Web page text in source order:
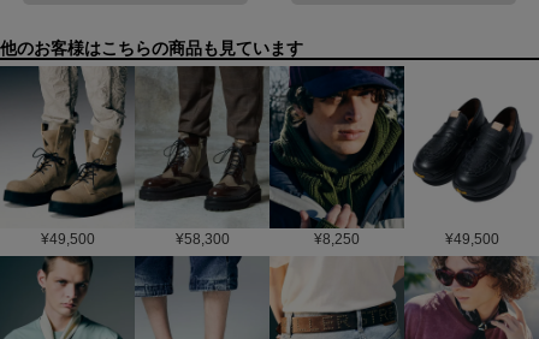
他のお客様はこちらの商品も見ています
¥49,500 ¥58,300 ¥8,250 ¥49,500